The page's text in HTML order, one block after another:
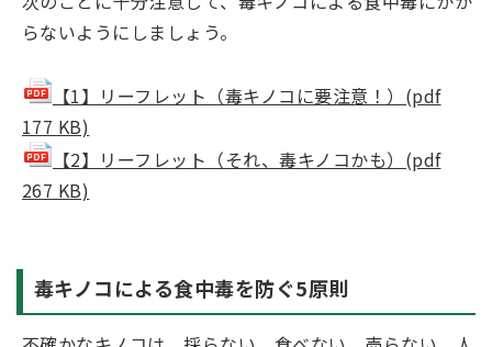
らないようにしましょう。
【1】リーフレット（毒キノコに要注意！）(pdf
177 KB)
【2】リーフレット（それ、毒キノコかも）(pdf
267 KB)
毒キノコによる食中毒を防ぐ5原則